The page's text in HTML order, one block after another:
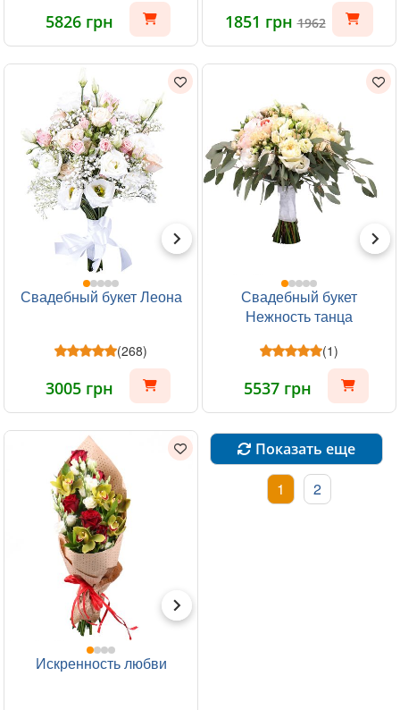
5826 грн 1851 грн1962
Свадебный букет Леона
(268)
3005 грн
Свадебный букет
Нежность танца
(1)
5537 грн
Искренность любви
Показать еще
1 2